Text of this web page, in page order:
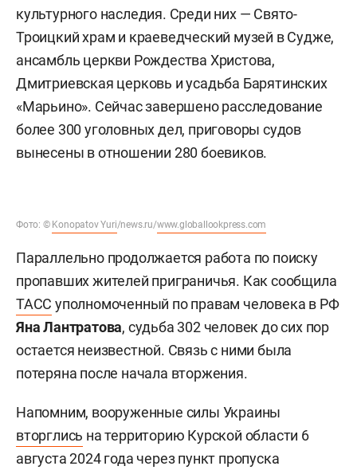
культурного наследия. Среди них — Свято-
Троицкий храм и краеведческий музей в Судже,
ансамбль церкви Рождества Христова,
Дмитриевская церковь и усадьба Барятинских
«Марьино». Сейчас завершено расследование
более 300 уголовных дел, приговоры судов
вынесены в отношении 280 боевиков.
Фото: © Konopatov Yuri/news.ru/www.globallookpress.com
Параллельно продолжается работа по поиску
пропавших жителей приграничья. Как сообщила
ТАСС уполномоченный по правам человека в РФ
Яна Лантратова, судьба 302 человек до сих пор
остается неизвестной. Связь с ними была
потеряна после начала вторжения.
Напомним, вооруженные силы Украины
вторглись на территорию Курской области 6
августа 2024 года через пункт пропуска